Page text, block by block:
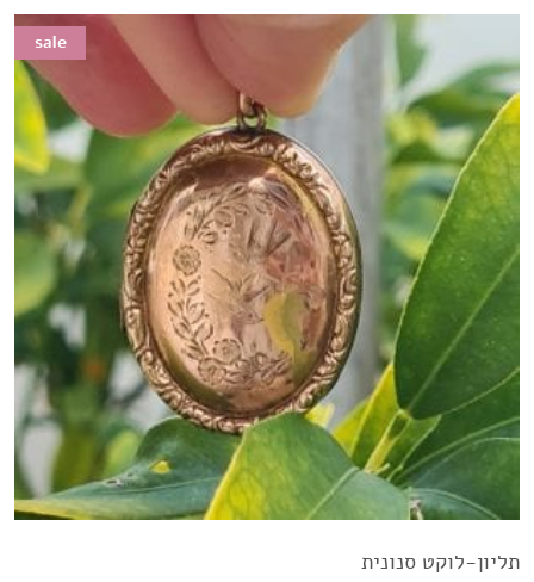
sale
sale
תליון-לוקט סנונית